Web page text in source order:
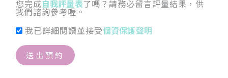
您完成自我評量表了嗎？請務必留言評量結果，供
我們諮詢參考喔。
我已詳細閱讀並接受個資保護聲明
送出預約